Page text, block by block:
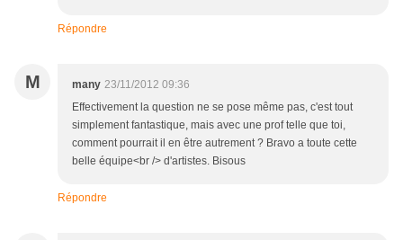
Répondre
M many 23/11/2012 09:36
Effectivement la question ne se pose même pas, c'est tout
simplement fantastique, mais avec une prof telle que toi,
comment pourrait il en être autrement ? Bravo a toute cette
belle équipe<br /> d'artistes. Bisous
Répondre